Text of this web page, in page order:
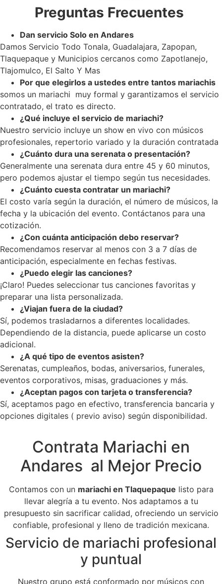
Preguntas Frecuentes
Dan servicio Solo en Andares
Damos Servicio Todo Tonala, Guadalajara, Zapopan,
Tlaquepaque y Municipios cercanos como Zapotlanejo,
Tlajomulco, El Salto Y Mas
Por que elegirlos a ustedes entre tantos mariachis
somos un mariachi muy formal y garantizamos el servicio
contratado, el trato es directo.
¿Qué incluye el servicio de mariachi?
Nuestro servicio incluye un show en vivo con músicos
profesionales, repertorio variado y la duración contratada
¿Cuánto dura una serenata o presentación?
Generalmente una serenata dura entre 45 y 60 minutos,
pero podemos ajustar el tiempo según tus necesidades.
¿Cuánto cuesta contratar un mariachi?
El costo varía según la duración, el número de músicos, la
fecha y la ubicación del evento. Contáctanos para una
cotización.
¿Con cuánta anticipación debo reservar?
Recomendamos reservar al menos con 3 a 7 días de
anticipación, especialmente en fechas festivas.
¿Puedo elegir las canciones?
¡Claro! Puedes seleccionar tus canciones favoritas y
preparar una lista personalizada.
¿Viajan fuera de la ciudad?
Sí, podemos trasladarnos a diferentes localidades.
Dependiendo de la distancia, puede aplicarse un costo
adicional.
¿A qué tipo de eventos asisten?
Serenatas, cumpleaños, bodas, aniversarios, funerales,
eventos corporativos, misas, graduaciones y más.
¿Aceptan pagos con tarjeta o transferencia?
Sí, aceptamos pago en efectivo, transferencia bancaria y
opciones digitales ( previo aviso) según disponibilidad.
Contrata Mariachi en
Andares al Mejor Precio
Contamos con un mariachi en Tlaquepaque listo para
llevar alegría a tu evento. Nos adaptamos a tu
presupuesto sin sacrificar calidad, ofreciendo un servicio
confiable, profesional y lleno de tradición mexicana.
Servicio de mariachi profesional
y puntual
Nuestro grupo está conformado por músicos con